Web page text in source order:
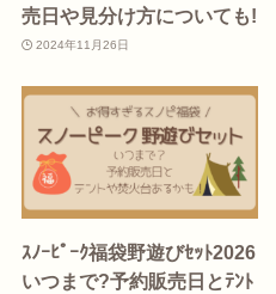
売日や見分け方についても!
2024年11月26日
ｽﾉｰﾋﾟｰｸ福袋野遊びｾｯﾄ2026
いつまで?予約販売日とﾃﾝﾄ